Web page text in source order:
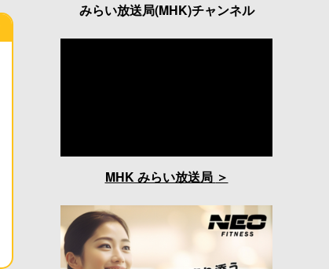
みらい放送局(MHK)チャンネル
MHK みらい放送局